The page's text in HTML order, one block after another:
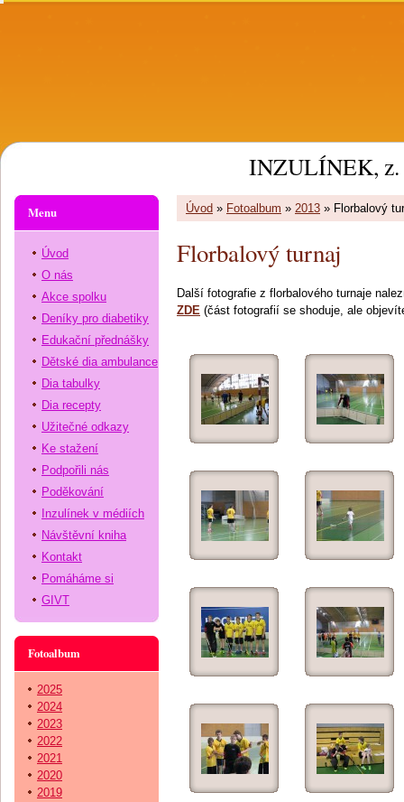
INZULÍNEK, z.
Úvod » Fotoalbum » 2013 » Florbalový
Florbalový turnaj
Další fotografie z florbalového turnaje
ZDE (část fotografií se shoduje, ale
Menu
Úvod
O nás
Akce spolku
Deníky pro diabetiky
Edukační přednášky
Dětské dia ambulance
Dia tabulky
Dia recepty
Užitečné odkazy
Ke stažení
Podpořili nás
Poděkování
Inzulínek v médiích
Návštěvní kniha
Kontakt
Pomáháme si
GIVT
Fotoalbum
2025
2024
2023
2022
2021
2020
2019